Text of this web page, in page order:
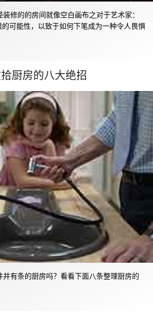
修的的房间就像空白画布之对于艺术家：
的可能性，以致于如何下笔成为一种令人畏惧
厨房的八大绝招
有条的厨房吗？看看下面八条整理厨房的